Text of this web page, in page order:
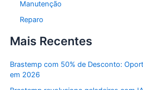
Manutenção
Reparo
Mais Recentes
Brastemp com 50% de Desconto:
em 2026